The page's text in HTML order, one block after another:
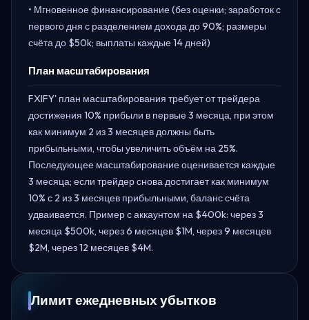
• Мгновенное финансирование (без оценки; заработок с
первого дня с разделением дохода до 90%; размеры
счёта до $50k; выплаты каждые 14 дней)
План масштабирования
FXIFY' план масштабирования требует от трейдера
достижения 10% прибыли в первые 3 месяца, при этом
как минимум 2 из 3 месяцев должны быть
прибыльными, чтобы увеличить объём на 25%.
Последующее масштабирование оценивается каждые
3 месяца; если трейдер снова достигает как минимум
10% с 2 из 3 месяцев прибыльными, баланс счёта
удваивается. Пример с аккаунтом на $400k: через 3
месяца $500k, через 6 месяцев $1M, через 9 месяцев
$2M, через 12 месяцев $4M.
Лимит ежедневных убытков